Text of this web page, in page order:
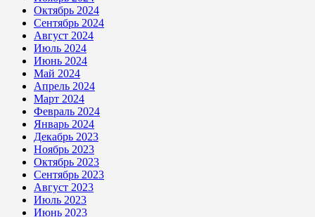
Октябрь 2024
Сентябрь 2024
Август 2024
Июль 2024
Июнь 2024
Май 2024
Апрель 2024
Март 2024
Февраль 2024
Январь 2024
Декабрь 2023
Ноябрь 2023
Октябрь 2023
Сентябрь 2023
Август 2023
Июль 2023
Июнь 2023